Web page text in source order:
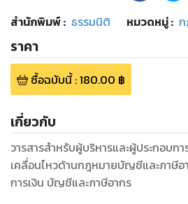
สำนักพิมพ์: ธรรมนิติ หมวดหมู่:
ราคา
ซื้อฉบับนี้:180.00 ฿
เกี่ยวกับ
วารสารสำหรับผู้บริหารและผู้ประกอบก
เคลื่อนไหวด้านกฎหมายบัญชีและภาษีอ
การเงิน บัญชีและภาษีอากร